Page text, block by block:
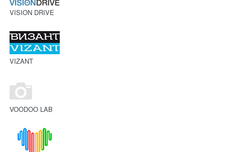
VISION DRIVE
VIZANT
VOODOO LAB